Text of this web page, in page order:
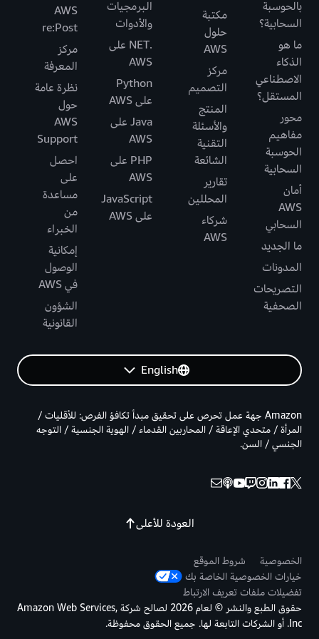
بالحوسبة
السحابية؟
ما هو
الذكاء
الاصطناعي
المستقل؟
محور
مفاهيم
الحوسبة
السحابية
أمان
AWS
السحابي
ما الجديد
المدونات
التصريحات
الصحفية
مكتبة
حلول
AWS
مركز
التصميم
المنتج
والأسئلة
التقنية
الشائعة
تقارير
المحللين
شركاء
AWS
البرمجيات
والأدوات
.NET على
AWS
Python
على AWS
Java على
AWS
PHP على
AWS
JavaScript
على AWS
AWS
re:Post
مركز
المعرفة
نظرة عامة
حول
AWS
Support
احصل
على
مساعدة
من
الخبراء
إمكانية
الوصول
في AWS
الشؤون
القانونية
English
العودة للأعلى
Amazon جهة عمل تحرص على تحقيق مبدأ تكافؤ الفرص: للأقليات /
المرأة / متحدي الإعاقة / المحاربين القدماء / الهوية الجنسية / التوجه
الجنسي / السن.
الخصوصية
شروط الموقع
خيارات الخصوصية الخاصة بك
تفضيلات ملفات تعريف الارتباط
حقوق الطبع والنشر © لعام 2026 لصالح شركة Amazon Web Services,
Inc. أو الشركات التابعة لها. جميع الحقوق محفوظة.